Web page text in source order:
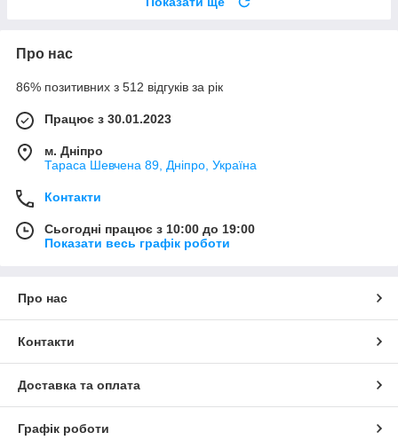
Про нас
86% позитивних з 512 відгуків за рік
Працює з 30.01.2023
м. Дніпро
Тараса Шевчена 89, Дніпро, Україна
Контакти
Сьогодні працює з 10:00 до 19:00
Показати весь графік роботи
Про нас
Контакти
Доставка та оплата
Графік роботи